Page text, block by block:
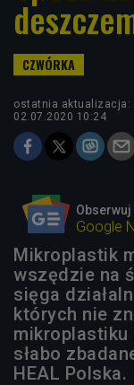
ostatnia aktualizacja:
02.07.2020 10:24
Obserwuj
Google
Mikroplastik
wszędzie na
sięga
których nie
mikroplastiku
słabo
HEAL Polska.